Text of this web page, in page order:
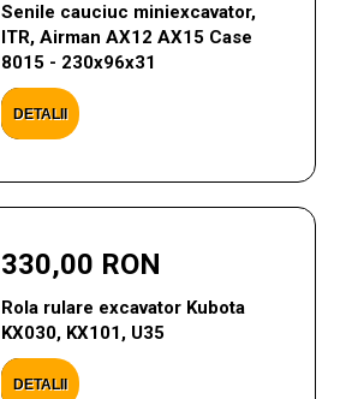
Senile cauciuc miniexcavator,
ITR, Airman AX12 AX15 Case
8015 - 230x96x31
DETALII
330,00 RON
Rola rulare excavator Kubota
KX030, KX101, U35
DETALII